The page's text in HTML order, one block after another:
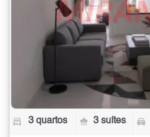
3 quartos 3 suítes